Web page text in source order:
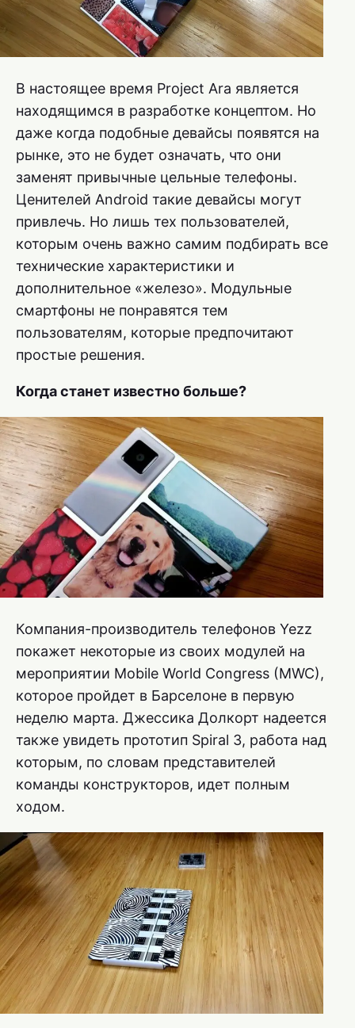
В настоящее время Project Ara является
находящимся в разработке концептом. Но
даже когда подобные девайсы появятся на
рынке, это не будет означать, что они
заменят привычные цельные телефоны.
Ценителей Android такие девайсы могут
привлечь. Но лишь тех пользователей,
которым очень важно самим подбирать все
технические характеристики и
дополнительное «железо». Модульные
смартфоны не понравятся тем
пользователям, которые предпочитают
простые решения.
Когда станет известно больше?
Компания-производитель телефонов Yezz
покажет некоторые из своих модулей на
мероприятии Mobile World Congress (MWC),
которое пройдет в Барселоне в первую
неделю марта. Джессика Долкорт надеется
также увидеть прототип Spiral 3, работа над
которым, по словам представителей
команды конструкторов, идет полным
ходом.